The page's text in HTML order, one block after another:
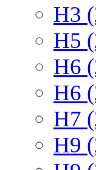
H3
H5
H6
H6
H7
H9